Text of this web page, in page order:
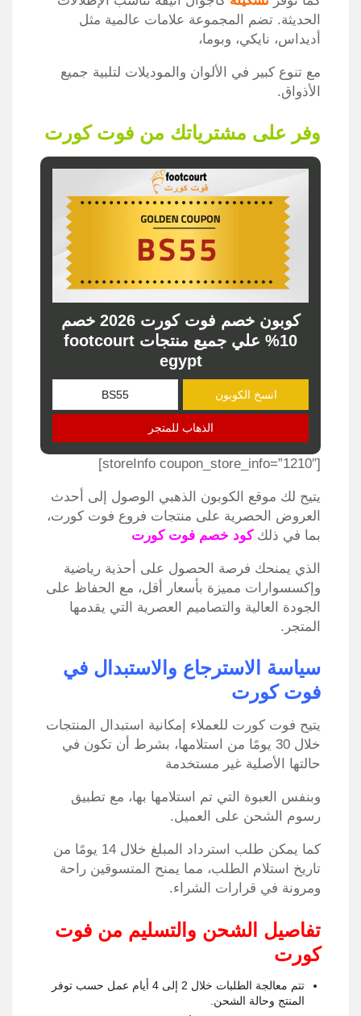
الحديثة. تضم المجموعة علامات عالمية مثل
أديداس، نايكي، وبوما،
مع تنوع كبير في الألوان والموديلات لتلبية جميع
الأذواق.
وفر على مشترياتك من فوت كورت
كوبون خصم فوت كورت 2026 خصم
10% علي جميع منتجات footcourt
egypt
انسخ الكوبون
الذهاب للمتجر
[storeInfo coupon_store_info=”1210″]
يتيح لك موقع الكوبون الذهبي الوصول إلى أحدث
العروض الحصرية على منتجات فروع فوت كورت،
بما في ذلككود خصم فوت كورت
الذي يمنحك فرصة الحصول على أحذية رياضية
وإكسسوارات مميزة بأسعار أقل، مع الحفاظ على
الجودة العالية والتصاميم العصرية التي يقدمها
المتجر.
سياسة الاسترجاع والاستبدال في
فوت كورت
يتيح فوت كورت للعملاء إمكانية استبدال المنتجات
خلال 30 يومًا من استلامها، بشرط أن تكون في
حالتها الأصلية غير مستخدمة
وبنفس العبوة التي تم استلامها بها، مع تطبيق
رسوم الشحن على العميل.
كما يمكن طلب استرداد المبلغ خلال 14 يومًا من
تاريخ استلام الطلب، مما يمنح المتسوقين راحة
ومرونة في قرارات الشراء.
تفاصيل الشحن والتسليم من فوت
كورت
تتم معالجة الطلبات خلال 2 إلى 4 أيام عمل حسب توفر
المنتج وحالة الشحن.